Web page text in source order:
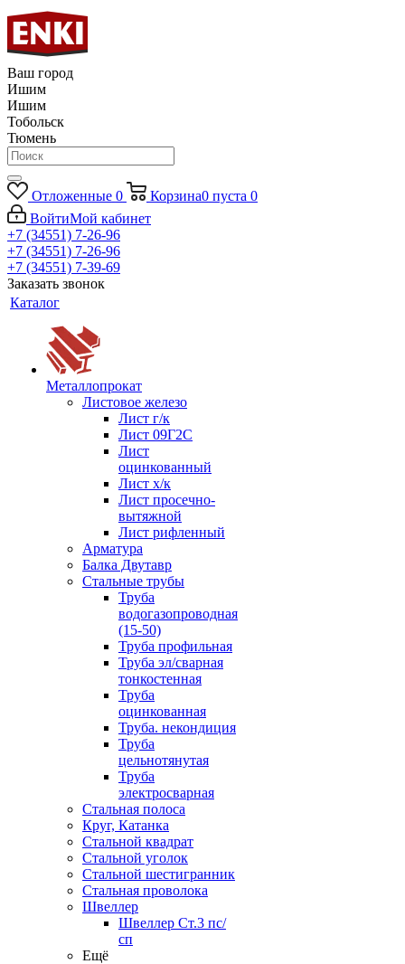
Ваш город
Ишим
Ишим
Тобольск
Тюмень
Отложенные 0 Корзина0 пуста 0
ВойтиМой кабинет
+7 (34551) 7-26-96
+7 (34551) 7-26-96
+7 (34551) 7-39-69
Заказать звонок
Каталог
Металлопрокат
Листовое железо
Лист г/к
Лист 09Г2С
Лист
оцинкованный
Лист х/к
Лист просечно-
вытяжной
Лист рифленный
Арматура
Балка Двутавр
Стальные трубы
Труба
водогазопроводная
(15-50)
Труба профильная
Труба эл/сварная
тонкостенная
Труба
оцинкованная
Труба. некондиция
Труба
цельнотянутая
Труба
электросварная
Стальная полоса
Круг, Катанка
Стальной квадрат
Стальной уголок
Стальной шестигранник
Стальная проволока
Швеллер
Швеллер Ст.3 пс/
сп
Ещё